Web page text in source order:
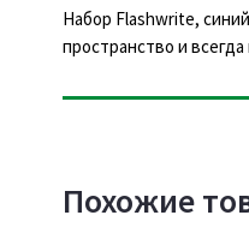
Набор Flashwrite,
пространство и
Похожие